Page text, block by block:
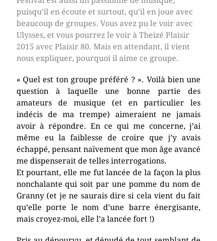
puisqu’il en écoute et surtout, qu’il en joue avec
beaucoup de groupes. Vous avez pu le voir avec
Ulysses, et vous pourrez le voir à Theizé Plaisir
2015 avec Plaisir 80. Mais en attendant, il vient
nous expliquer, pourquoi il aime ce groupe.
« Quel est ton groupe préféré ? ». Voilà bien une
question à laquelle une bonne partie des
amateurs de musique (et en particulier les
indécis de ma trempe) aimeraient ne jamais
avoir à répondre. En ce qui me concerne, j’ai
même eu la faiblesse de croire que j’y avais
échappé, pensant naïvement que mon âge avancé
me dispenserait de telles interrogations.
Et pourtant, elle me fut lancée de la façon la plus
nonchalante qui soit par une pomme du nom de
Granny (et je ne saurais dire si cela vient du fait
qu’elle porte le nom d’une barre énergisante,
mais croyez-moi, elle l’a lancée fort !)